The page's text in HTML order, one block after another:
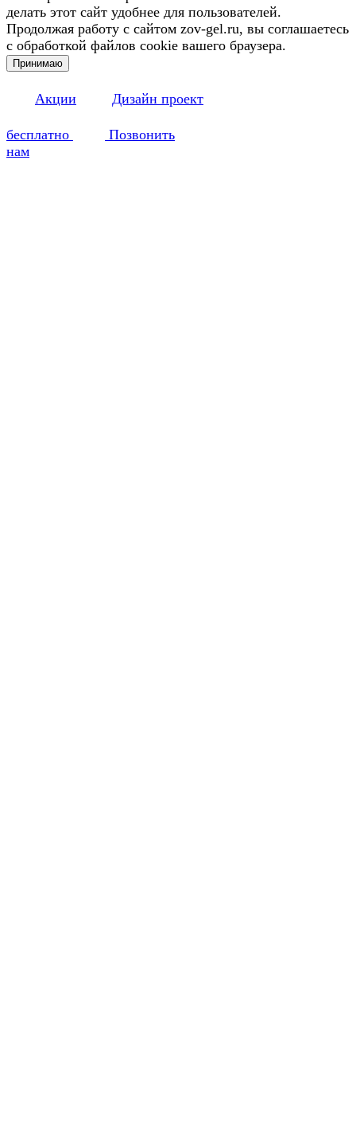
делать этот сайт удобнее для пользователей.
Продолжая работу с сайтом zov-gel.ru, вы соглашаетесь
с обработкой файлов cookie вашего браузера.
Принимаю
Акции Дизайн проект
бесплатно
Позвонить
нам